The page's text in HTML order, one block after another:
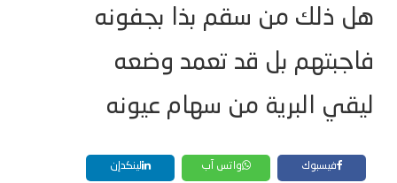
هل ذلك من سقم بذا بجفونه
فاجبتهم بل قد تعمد وضعه
ليقي البرية من سهام عيونه
فيسبوك واتس آب لينكدإن